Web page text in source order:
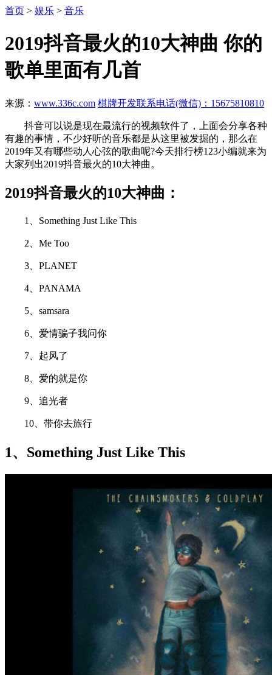
首页 > 娱乐 > 音乐
2019抖音最火的10大神曲 你的
歌单里面有几首
来源： www.336c.com 棋牌开发联系电话(微信)：15675810810
抖音可以说是现在最流行的视频软件了，上面会分享各种
有趣的事情，不少好听的音乐都是从这里被发掘的，那么在
2019年又有哪些动人心弦的歌曲呢?今天排行榜123小编就来为
大家列出2019抖音最火的10大神曲。
2019抖音最火的10大神曲：
1、Something Just Like This
2、Me Too
3、PLANET
4、PANAMA
5、samsara
6、爱情骗子我问你
7、起风了
8、爱的就是你
9、追光者
10、带你去旅行
1、Something Just Like This